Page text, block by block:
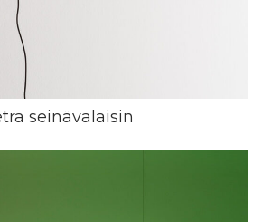
seinävalaisin